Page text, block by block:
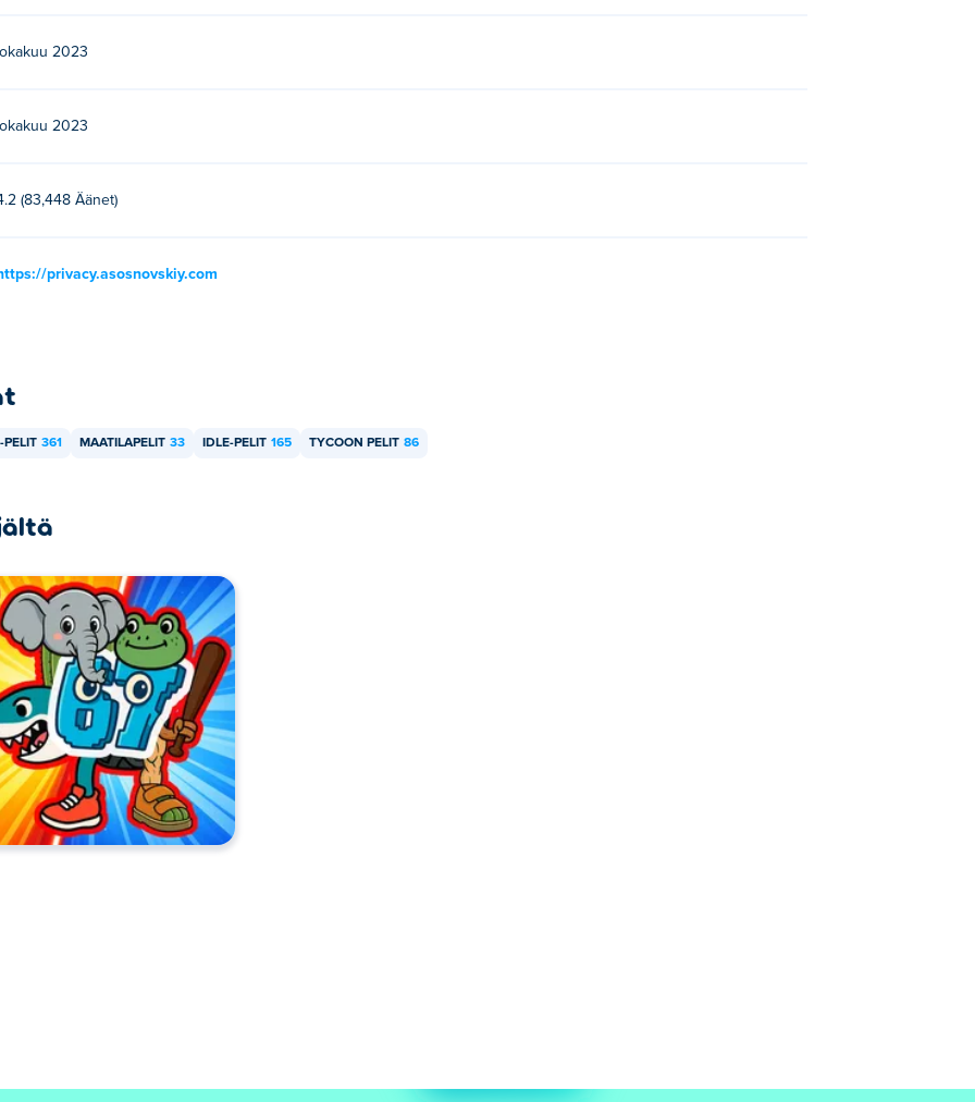
lokakuu 2023
lokakuu 2023
(83,448 Äänet)
privacy.asosnovskiy.com
PELIT 361 MAATILAPELIT 33 IDLE-PELIT 165 TYCOON PELIT 86